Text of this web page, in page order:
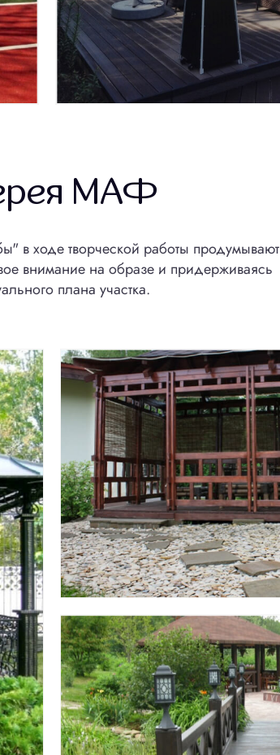
МАФ
в ходе творческой работы продумывают
внимание на образе и придерживаясь
плана участка.